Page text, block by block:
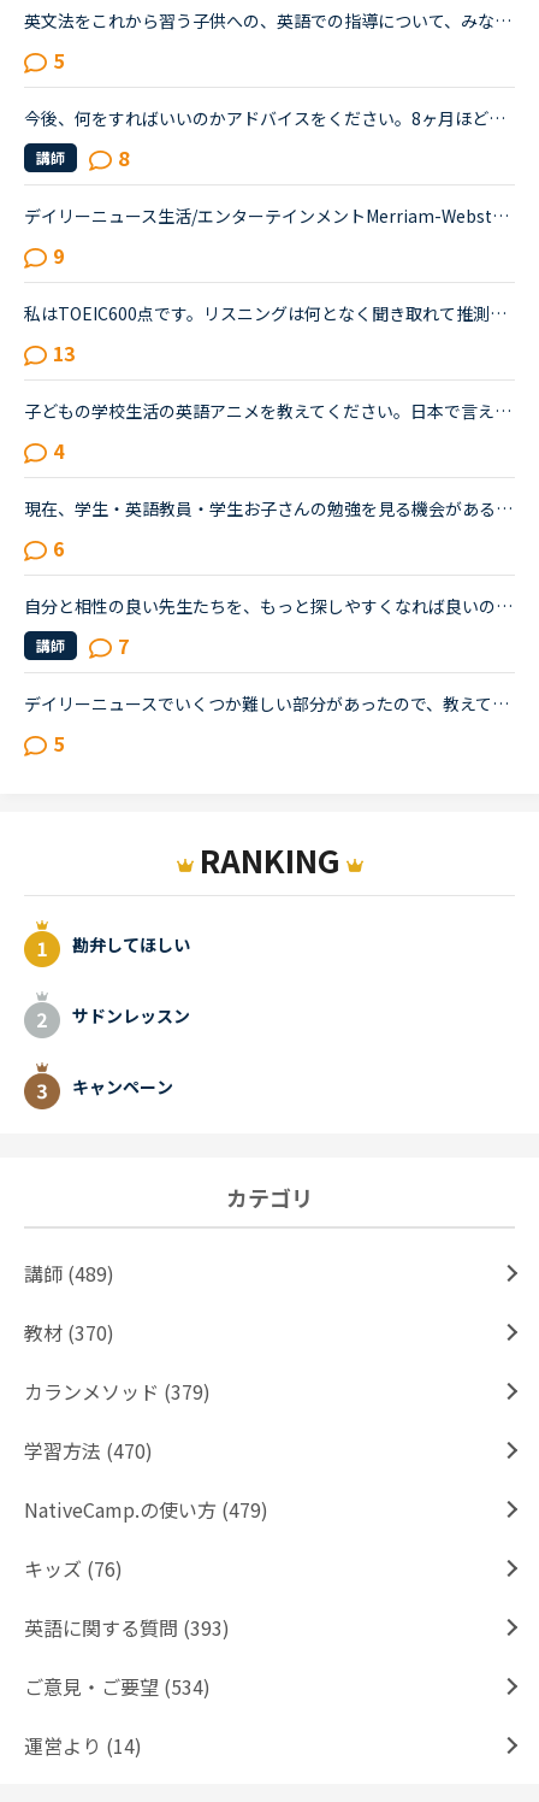
英文法をこれから習う子供への、英語での指導について、みなさん、どう思われますか？私は、説明そのものを英語で行うのは、少なくとも中学校の文法の範囲が一通り終わらないと、なかなか厳しいのではないかと思...
5
今後、何をすればいいのかアドバイスをください。8ヶ月ほど前からネイティブキャンプを始めました。最初は本当に先生の言ってることが全然聞き取れず、何を言っていいかもわからない状況でのスタートでした。週30...
講師 8
デイリーニュース生活/エンターテインメントMerriam-Webster names 'they' as word of 2019 の４段落めSearches reportedly shot up when some prominent people, including a British pop star, have asked to ...
9
私はTOEIC600点です。リスニングは何となく聞き取れて推測で解答できるレベル。外国人の方と英語で話す恐怖をとり、そして、英語で会話が出来るようになりたくてNCに入りました。そしてNC始めて2週間、毎日3コマ...
13
子どもの学校生活の英語アニメを教えてください。日本で言えばちびまるこちゃんや、サザエさん、ドラえもんのような、小学生が主人公の英語アニメを探しています。夫の仕事の都合で今海外におり、子ども（小4、小...
4
現在、学生・英語教員・学生お子さんの勉強を見る機会がある方に興味本位から質問です。・todayは絶対に過去形に使ってはいけない。 ・anyに続く単語は単数形でないと間違い上記の２つを私が中学・高校生だった頃...
6
自分と相性の良い先生たちを、もっと探しやすくなれば良いのにな、と感じています。・先生の得意な教材、もしくはお気に入りの教材を3つくらい太文字で表示してほしい。「このテキスト、はじめて」と言う先生との...
講師 7
デイリーニュースでいくつか難しい部分があったので、教えて下さい。Will Tiffany’s New Advertising to Younger People Backfire? <a href="https://nativecamp.net/textbook/page-detail/2/12170" target="_blank">https://nativecamp.net/textbook/page-detail/2/12170</a> 質問12段落目のIn the ad,...
5
RANKING
勘弁してほしい
サドンレッスン
キャンペーン
カテゴリ
講師 (489)
教材 (370)
カランメソッド (379)
学習方法 (470)
NativeCamp.の使い方 (479)
キッズ (76)
英語に関する質問 (393)
ご意見・ご要望 (534)
運営より (14)